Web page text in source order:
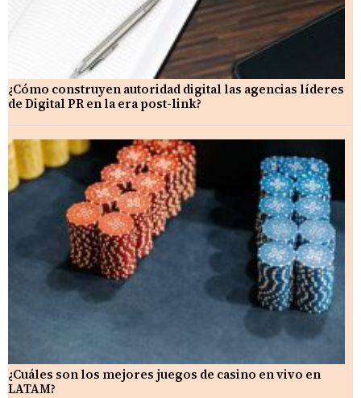
¿Cómo construyen autoridad digital las agencias líderes
de Digital PR en la era post-link?
¿Cuáles son los mejores juegos de casino en vivo en
LATAM?